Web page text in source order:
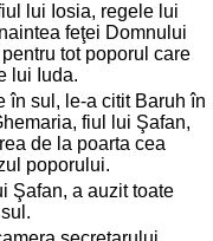
lui Iosia, regele lui
feţei Domnului
tot poporul care
lui Iuda.
în sul, le-a citit Baruh în
fiul lui Şafan,
de la poarta cea
poporului.
Şafan, a auzit toate